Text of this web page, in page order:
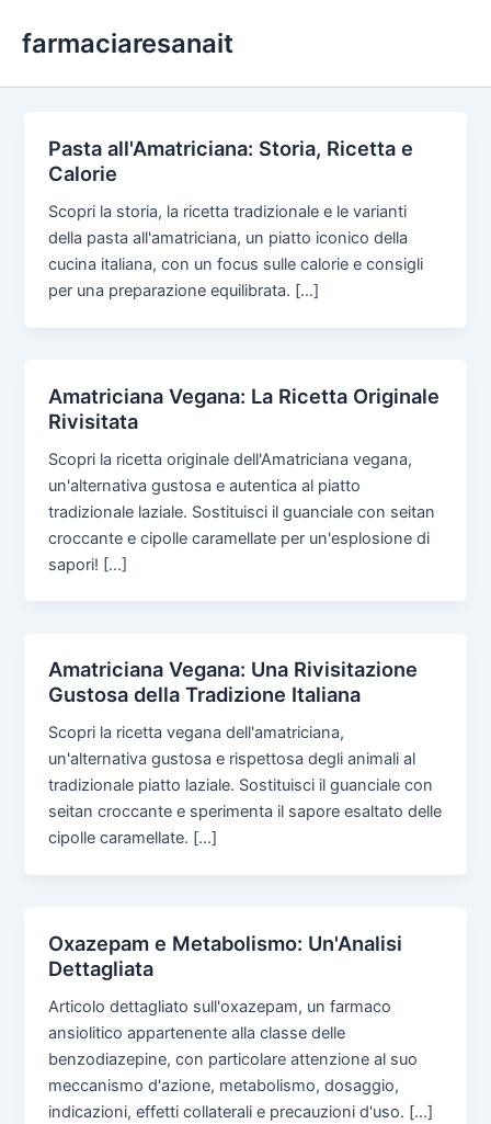
farmaciaresanait
Pasta all'Amatriciana: Storia, Ricetta e
Calorie
Scopri la storia, la ricetta tradizionale e le varianti
della pasta all'amatriciana, un piatto iconico della
cucina italiana, con un focus sulle calorie e consigli
per una preparazione equilibrata. […]
Amatriciana Vegana: La Ricetta Originale
Rivisitata
Scopri la ricetta originale dell'Amatriciana vegana,
un'alternativa gustosa e autentica al piatto
tradizionale laziale. Sostituisci il guanciale con seitan
croccante e cipolle caramellate per un'esplosione di
sapori! […]
Amatriciana Vegana: Una Rivisitazione
Gustosa della Tradizione Italiana
Scopri la ricetta vegana dell'amatriciana,
un'alternativa gustosa e rispettosa degli animali al
tradizionale piatto laziale. Sostituisci il guanciale con
seitan croccante e sperimenta il sapore esaltato delle
cipolle caramellate. […]
Oxazepam e Metabolismo: Un'Analisi
Dettagliata
Articolo dettagliato sull'oxazepam, un farmaco
ansiolitico appartenente alla classe delle
benzodiazepine, con particolare attenzione al suo
meccanismo d'azione, metabolismo, dosaggio,
indicazioni, effetti collaterali e precauzioni d'uso. […]